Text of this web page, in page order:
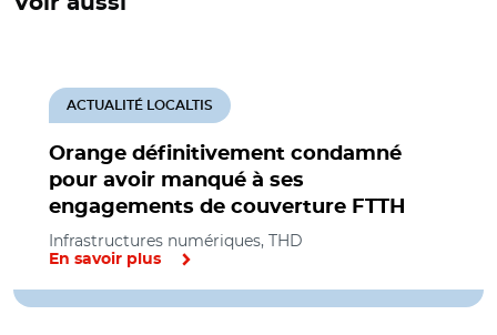
Orange définitivement condamné
pour avoir manqué à ses
engagements de couverture FTTH
ACTUALITÉ LOCALTIS
Infrastructures numériques, THD
En savoir plus